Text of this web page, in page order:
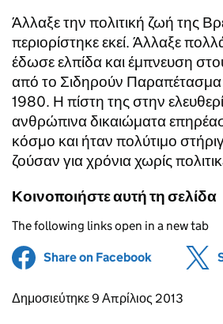
Άλλαξε την πολιτική ζωή της
περιορίστηκε εκεί. Άλλαξε
έδωσε ελπίδα και έμπνευση
από το Σιδηρούν Παραπέτασμα
1980. Η πίστη της στην
ανθρώπινα δικαιώματα
κόσμο και ήταν πολύτιμο
ζούσαν για χρόνια χωρίς
Κοινοποιήστε αυτή τη σελίδα
The following links open in a new tab
Share on Facebook (opens in
Updates to this page
Δημοσιεύτηκε 9 Απρίλιος 2013